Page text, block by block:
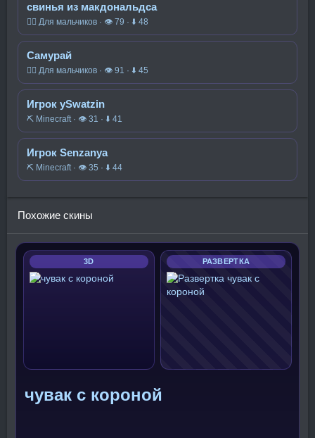
свинья из макдональдса
🧍‍♂️ Для мальчиков · 👁 79 · ⬇ 48
Самурай
🧍‍♂️ Для мальчиков · 👁 91 · ⬇ 45
Игрок ySwatzin
⛏️ Minecraft · 👁 31 · ⬇ 41
Игрок Senzanya
⛏️ Minecraft · 👁 35 · ⬇ 44
Похожие скины
3D РАЗВЕРТКА
чувак с короной